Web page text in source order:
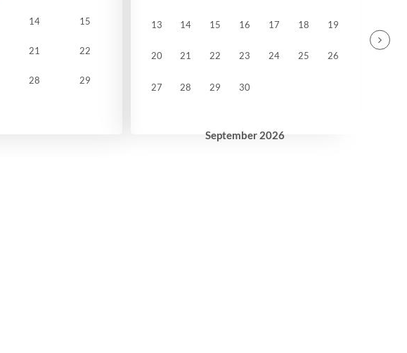
14 15
21 22
28 29
September 2026
13 14 15 16 17 18 19
20 21 22 23 24 25 26
27 28 29 30